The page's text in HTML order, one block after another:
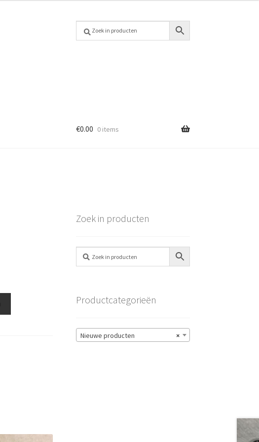
€0.00 0 items
Zoek in producten
Productcategorieën
×
Nieuwe producten